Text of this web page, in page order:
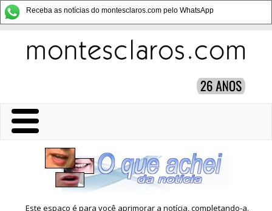
Receba as notícias do montesclaros.com pelo WhatsApp
Este espaço é para você aprimorar a notícia, completando-a.